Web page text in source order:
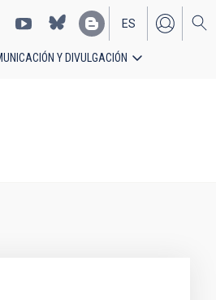
EN
ES
Y DIVULGACIÓN